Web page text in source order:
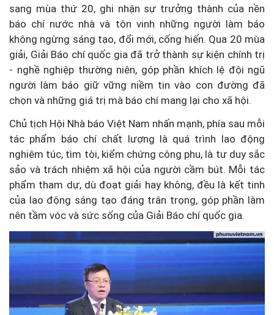
sang mùa thứ 20, ghi nhận sự trưởng thành của nền
báo chí nước nhà và tôn vinh những người làm báo
không ngừng sáng tạo, đổi mới, cống hiến. Qua 20 mùa
giải, Giải Báo chí quốc gia đã trở thành sự kiện chính trị
- nghề nghiệp thường niên, góp phần khích lệ đội ngũ
người làm báo giữ vững niềm tin vào con đường đã
chọn và những giá trị mà báo chí mang lại cho xã hội.
Chủ tịch Hội Nhà báo Việt Nam nhấn mạnh, phía sau mỗi
tác phẩm báo chí chất lượng là quá trình lao động
nghiêm túc, tìm tòi, kiểm chứng công phu, là tư duy sắc
sảo và trách nhiệm xã hội của người cầm bút. Mỗi tác
phẩm tham dự, dù đoạt giải hay không, đều là kết tinh
của lao động sáng tạo đáng trân trọng, góp phần làm
nên tầm vóc và sức sống của Giải Báo chí quốc gia.